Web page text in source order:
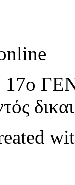
17ο